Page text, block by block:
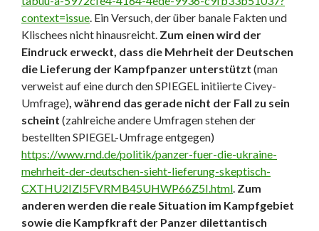
context=issue. Ein Versuch, der über banale Fakten und
Klischees nicht hinausreicht. Zum einen wird der
Eindruck erweckt, dass die Mehrheit der Deutschen
die Lieferung der Kampfpanzer unterstützt (man
verweist auf eine durch den SPIEGEL initiierte Civey-
Umfrage), während das gerade nicht der Fall zu sein
scheint (zahlreiche andere Umfragen stehen der
bestellten SPIEGEL-Umfrage entgegen)
https://www.rnd.de/politik/panzer-fuer-die-ukraine-
mehrheit-der-deutschen-sieht-lieferung-skeptisch-
CXTHU2IZI5FVRMB45UHWP66Z5I.html. Zum
anderen werden die reale Situation im Kampfgebiet
sowie die Kampfkraft der Panzer dilettantisch